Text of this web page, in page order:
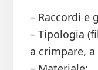
– Raccordi e
– Tipologia
a crimpare, a